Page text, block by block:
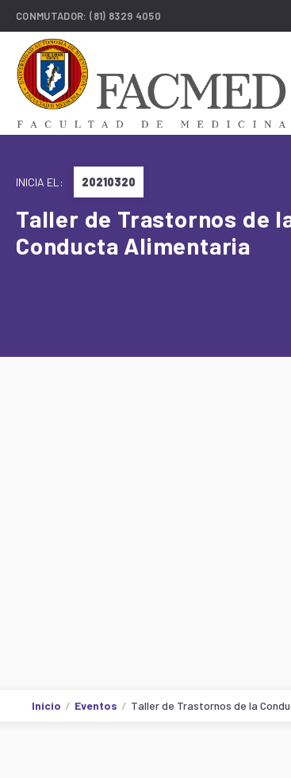
CONMUTADOR:(81) 8329 4050
INICIA EL: 20210320
Taller de Trastornos de
Conducta Alimentaria
Inicio Eventos Taller de Trastornos de la